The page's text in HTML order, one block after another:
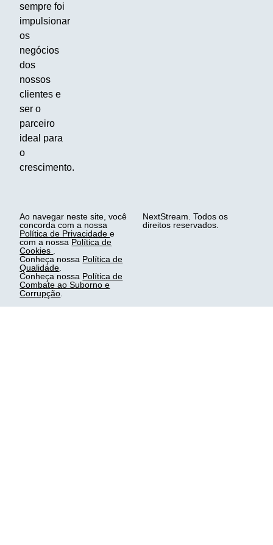
sempre foi
impulsionar
os
negócios
dos
nossos
clientes e
ser o
parceiro
ideal para
o
crescimento.
Ao navegar neste site, você
concorda com a nossa
Política de Privacidadee
com a nossa Política de
Cookies
Conheça nossa Política de
Qualidade
Conheça nossa Política de
Combate ao Suborno e
Corrupção
NextStream. Todos os
direitos reservados.